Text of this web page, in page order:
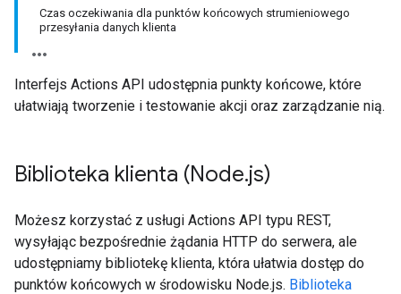
Czas oczekiwania dla punktów końcowych strumieniowego
przesyłania danych klienta
Interfejs Actions API udostępnia punkty końcowe, które
ułatwiają tworzenie i testowanie akcji oraz zarządzanie nią.
Biblioteka klienta (Node.js)
Możesz korzystać z usługi Actions API typu REST,
wysyłając bezpośrednie żądania HTTP do serwera, ale
udostępniamy bibliotekę klienta, która ułatwia dostęp do
punktów końcowych w środowisku Node.js. Biblioteka